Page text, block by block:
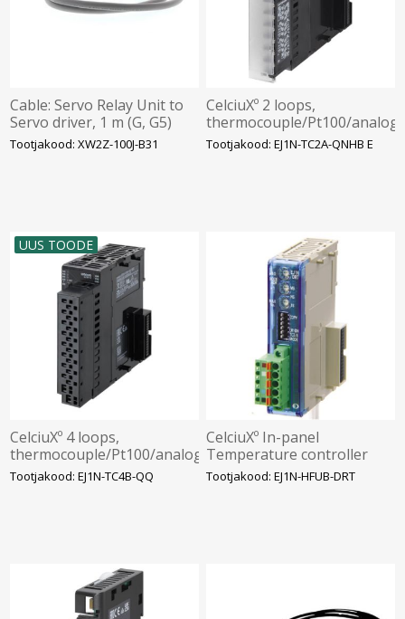
Cable: Servo Relay Unit to
Servo driver, 1 m (G, G5)
Tootjakood: XW2Z-100J-B31
CelciuXº 2 loops,
thermocouple/Pt100/analog
input, 2 x 12 VDC plus 2 x
30 VDC, 0.1 A NPN, Omron
Tootjakood: EJ1N-TC2A-QNHB E
UUS TOODE
CelciuXº 4 loops,
thermocouple/Pt100/analog
input, 4 x 12 VDC outputs,
Omron
Tootjakood: EJ1N-TC4B-QQ
CelciuXº In-panel
Temperature controller
High Function unit,
DeviceNet interface,
Tootjakood: EJ1N-HFUB-DRT